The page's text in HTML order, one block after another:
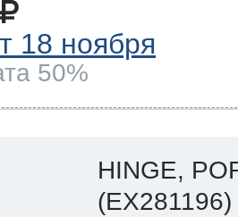
18 ноября
50%
HINGE,
(EX281196)